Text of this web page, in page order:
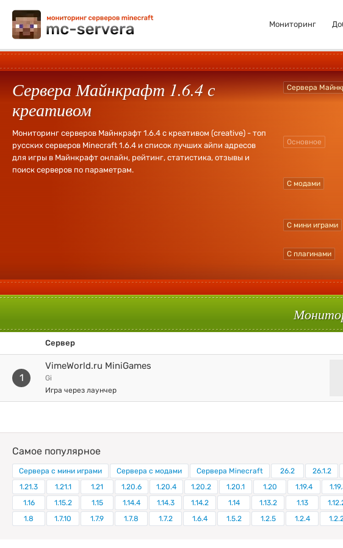
Мониторинг
Сервера Майнкрафт 1.6.4 с
креативом
Мониторинг серверов Майнкрафт 1.6.4 с креативом (creative) - топ
русских серверов Minecraft 1.6.4 и список лучших айпи адресов
для игры в Майнкрафт онлайн, рейтинг, статистика, отзывы и
поиск серверов по параметрам.
Сервера
Основное
С модами
С мини играми
С плагинами
Сервер
1
VimeWorld.ru MiniGames
gi
Игра через лаунчер
Самое популярное
Сервера с мини играми Сервера с модами Сервера Minecraft 26.2 26.1.2
1.21.3
1.21.1 1.21 1.20.6 1.20.4 1.20.2 1.20.1 1.20 1.19.4
1.16
1.15.2 1.15 1.14.4 1.14.3 1.14.2 1.14 1.13.2 1.13
1.8
1.7.10 1.7.9 1.7.8 1.7.2 1.6.4 1.5.2 1.2.5 1.2.4